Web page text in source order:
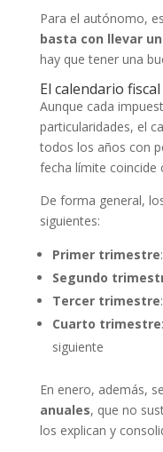
Para el autónomo,
basta con llevar
hay que tener una
El calendario
Aunque cada
particularidades, el
todos los años con
fecha límite coincide
De forma general,
siguientes:
Primer trimestre
Segundo
Tercer trimestre
Cuarto trimestre
siguiente
En enero, además,
anuales, que no
los explican y